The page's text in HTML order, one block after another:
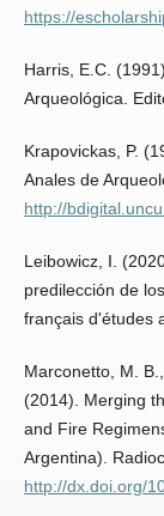
https://
Harris, E.C.
Arqueológica.
Krapovickas, P.
Anales de
http://
Leibowicz, I.
predilección de
français d'études
Marconetto, M.
(2014). Merging
and Fire
Argentina).
http://dx.doi.org/